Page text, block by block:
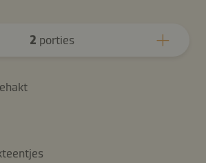
2 porties